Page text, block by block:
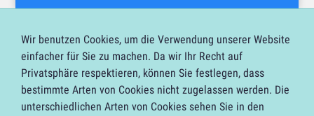
Wir benutzen Cookies, um die Verwendung unserer Website
einfacher für Sie zu machen. Da wir Ihr Recht auf
Privatsphäre respektieren, können Sie festlegen, dass
bestimmte Arten von Cookies nicht zugelassen werden. Die
unterschiedlichen Arten von Cookies sehen Sie in den